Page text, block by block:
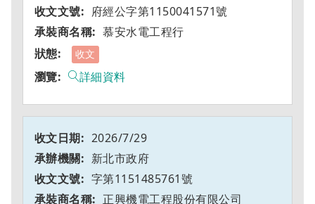
府經公字第1150041571號
慕安水電工程行
收文
詳細資料
2026/7/29
新北市政府
字第1151485761號
正興機電工程股份有限公司